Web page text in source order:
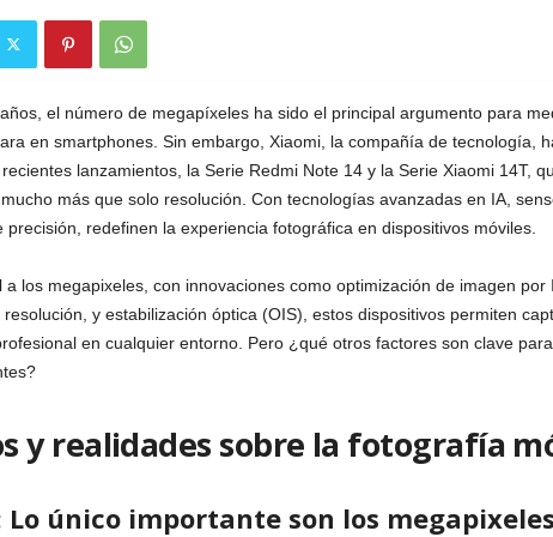
el número de megapíxeles ha sido el principal argumento para
en smartphones. Sin embargo, Xiaomi, la compañía de tecnología,
lanzamientos, la Serie Redmi Note 14 y la Serie Xiaomi 14T,
más que solo resolución. Con tecnologías avanzadas en IA,
precisión, redefinen la experiencia fotográfica en dispositivos móviles.
a los megapixeles, con innovaciones como optimización de imagen por
resolución, y estabilización óptica (OIS), estos dispositivos permiten
en cualquier entorno. Pero ¿qué otros factores son clave
y realidades sobre la fotografía
Lo único importante son los megapixeles